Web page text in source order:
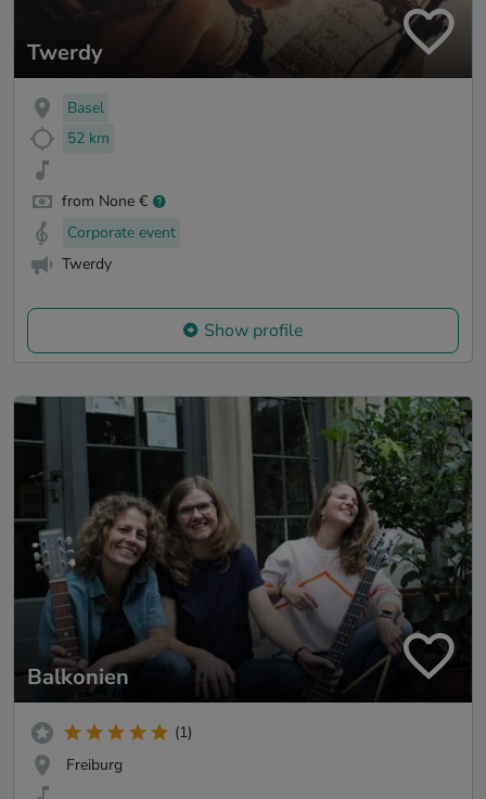
Twerdy
Basel
52 km
from None €
Corporate event
Twerdy
Show profile
Balkonien
(1)
Freiburg